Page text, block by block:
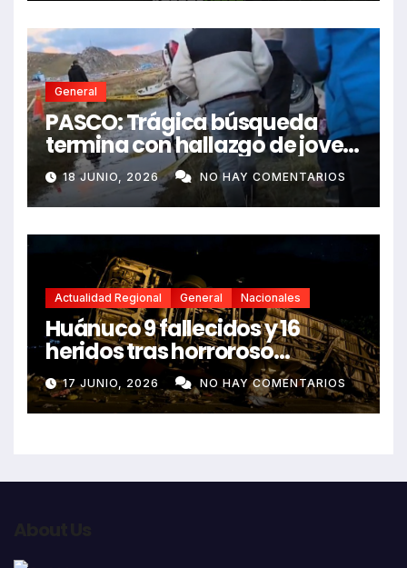
General
PASCO: Trágica búsqueda
termina con hallazgo de joven
sin vida en Rancas
18 JUNIO, 2026 NO HAY COMENTARIOS
Actualidad Regional General Nacionales
Huánuco 9 fallecidos y 16
heridos tras horroroso
despiste de bus Real Chancas
que impactó contra vivienda
17 JUNIO, 2026 NO HAY COMENTARIOS